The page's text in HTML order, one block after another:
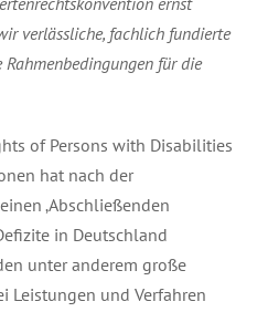
verlässliche, fachlich fundierte
für die
of Persons with Disabilities
hat nach der
‚Abschließenden
in Deutschland
unter anderem große
Leistungen und Verfahren